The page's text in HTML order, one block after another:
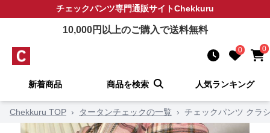
チェックパンツ専門通販サイトChekkuru
10,000円以上のご購入で送料無料
0 0
新着商品 商品を検索 人気ランキング
Chekkuru TOP › タータンチェックの一覧 › チェックパンツ クラ